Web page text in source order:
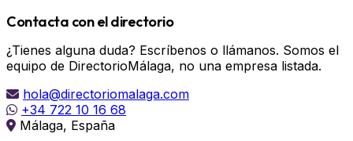
Contacta con el directorio
¿Tienes alguna duda? Escríbenos o llámanos. Somos el
equipo de DirectorioMálaga, no una empresa listada.
hola@directoriomalaga.com
+34 722 10 16 68
Málaga, España